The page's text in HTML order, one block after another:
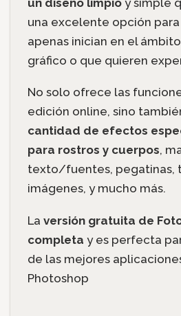
una excelente opción
apenas inician en el
gráfico o que quieren
No solo ofrece las
edición online, sino
cantidad de efectos
para rostros y cuerpos,
texto/fuentes, pegatinas,
imágenes, y mucho más.
La versión gratuita de
completa y es perfecta
de las mejores
Photoshop